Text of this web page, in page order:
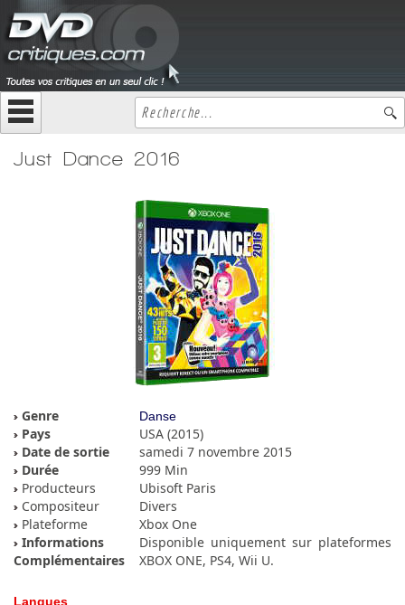
Just Dance 2016
Genre Danse
Pays
USA (2015)
Date de sortie
samedi 7 novembre 2015
Durée
999 Min
Producteurs
Ubisoft Paris
Compositeur
Divers
Plateforme
Xbox One
Informations
Complémentaires
Disponible uniquement sur plateformes
XBOX ONE, PS4, Wii U.
Langues